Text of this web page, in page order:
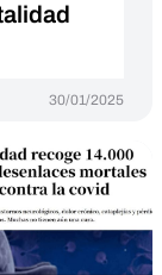
30/01/2025